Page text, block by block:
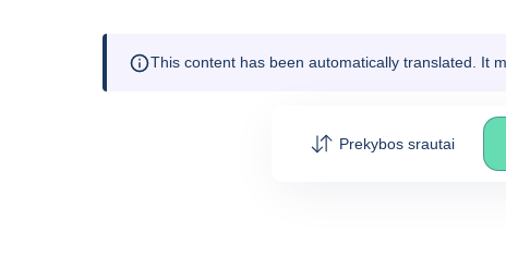
This content has been automatically translated. It
Prekybos srautai